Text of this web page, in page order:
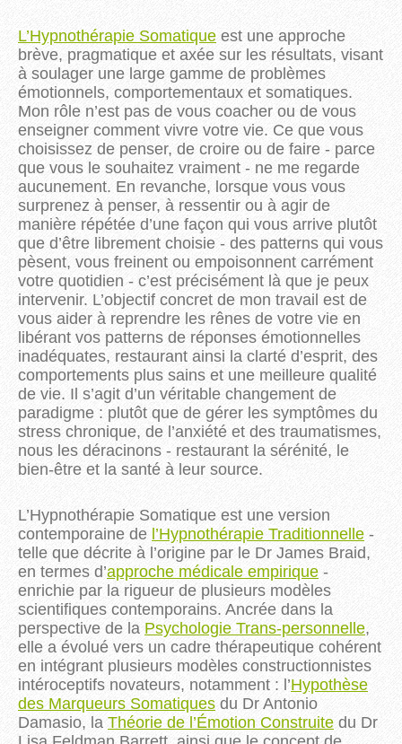
L’Hypnothérapie Somatique est une approche
brève, pragmatique et axée sur les résultats, visant
à soulager une large gamme de problèmes
émotionnels, comportementaux et somatiques.
Mon rôle n’est pas de vous coacher ou de vous
enseigner comment vivre votre vie. Ce que vous
choisissez de penser, de croire ou de faire - parce
que vous le souhaitez vraiment - ne me regarde
aucunement. En revanche, lorsque vous vous
surprenez à penser, à ressentir ou à agir de
manière répétée d’une façon qui vous arrive plutôt
que d’être librement choisie - des patterns qui vous
pèsent, vous freinent ou empoisonnent carrément
votre quotidien - c’est précisément là que je peux
intervenir. L’objectif concret de mon travail est de
vous aider à reprendre les rênes de votre vie en
libérant vos patterns de réponses émotionnelles
inadéquates, restaurant ainsi la clarté d’esprit, des
comportements plus sains et une meilleure qualité
de vie. Il s’agit d’un véritable changement de
paradigme : plutôt que de gérer les symptômes du
stress chronique, de l’anxiété et des traumatismes,
nous les déracinons - restaurant la sérénité, le
bien-être et la santé à leur source.
L’Hypnothérapie Somatique est une version
contemporaine de l’Hypnothérapie Traditionnelle -
telle que décrite à l’origine par le Dr James Braid,
en termes d’approche médicale empirique -
enrichie par la rigueur de plusieurs modèles
scientifiques contemporains. Ancrée dans la
perspective de la Psychologie Trans-personnelle,
elle a évolué vers un cadre thérapeutique cohérent
en intégrant plusieurs modèles constructionnistes
intéroceptifs novateurs, notamment : l’Hypothèse
des Marqueurs Somatiques du Dr Antonio
Damasio, la Théorie de l’Émotion Construite du Dr